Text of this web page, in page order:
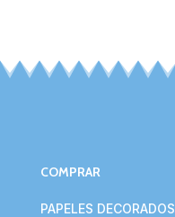
COMPRAR
PAPELES DECORADOS